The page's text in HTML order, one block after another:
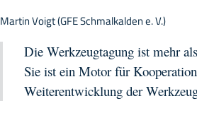
Martin Voigt (GFE Schmalkalden e. V.)
Die Werkzeugtagung ist mehr
Sie ist ein Motor für
Weiterentwicklung der